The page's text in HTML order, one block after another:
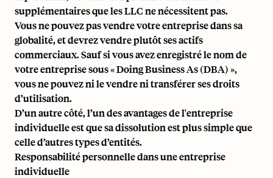
supplémentaires que les LLC ne nécessitent pas.
Vous ne pouvez pas vendre votre entreprise dans sa
globalité, et devrez vendre plutôt ses actifs
commerciaux. Sauf si vous avez enregistré le nom de
votre entreprise sous « Doing Business As (DBA) »,
vous ne pouvez ni le vendre ni transférer ses droits
d’utilisation.
D’un autre côté, l’un des avantages de l'entreprise
individuelle est que sa dissolution est plus simple que
celle d’autres types d’entités.
Responsabilité personnelle dans une entreprise
individuelle